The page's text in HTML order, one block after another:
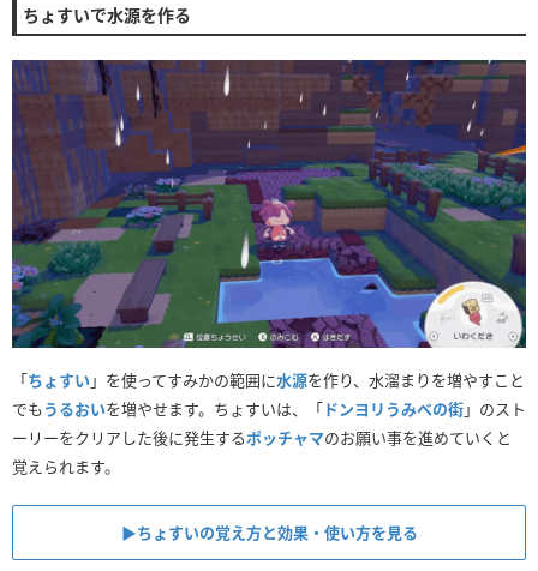
ちょすいで水源を作る
「ちょすい 」を使ってすみかの範囲に水源を作り、水溜まりを増やすこと
でもうるおいを増やせます。ちょすいは、「ドンヨリうみべの街」のスト
ーリーをクリアした後に発生するポッチャマのお願い事を進めていくと
覚えられます。
▶︎ちょすいの覚え方と効果・使い方を見る